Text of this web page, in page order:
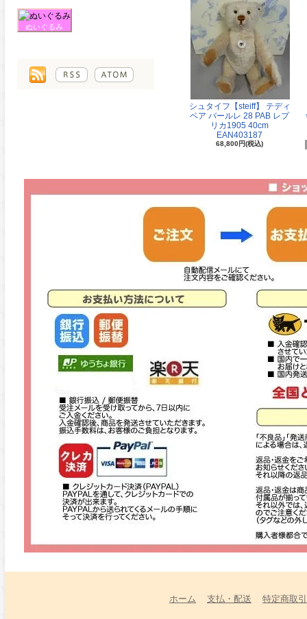
ぬいぐるみ
シュタイフ【steiff】 テディ
ベア バールレ 28 PAB レプ
リカ1905 40cm
EAN403187
68,800円(税込)
ホーム 支払・配送 特定商取